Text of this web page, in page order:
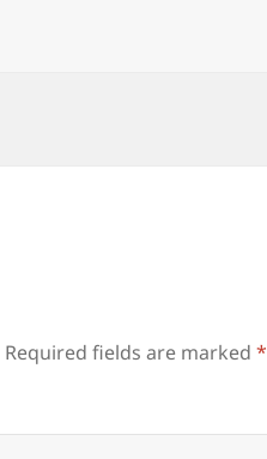
Required fields are marked*